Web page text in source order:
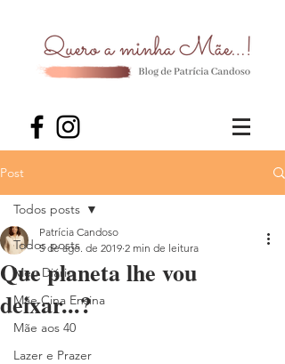
Post
Todos posts
Meu Diário
Mãe Cina Ensina
Mãe aos 40
Lazer e Prazer
Todos posts
Que planeta lhe vou
deixar...?
Patrícia Candoso
5 de ago. de 2019 2 min de leitura